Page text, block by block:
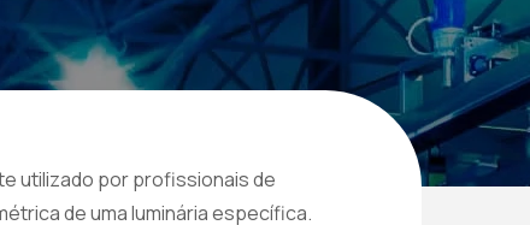
utilizado por profissionais de
de uma luminária específica.